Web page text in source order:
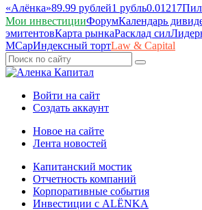
«Алёнка»89.99 рублей1 рубль0.01217
Мои инвестицииФорумКалендарь
эмитентовКарта рынкаРасклад сил
MCapИндексный тортLaw & Capital
Войти на сайт
Создать аккаунт
Новое на сайте
Лента новостей
Капитанский мостик
Отчетность компаний
Корпоративные события
Инвестиции с ALЁNKA